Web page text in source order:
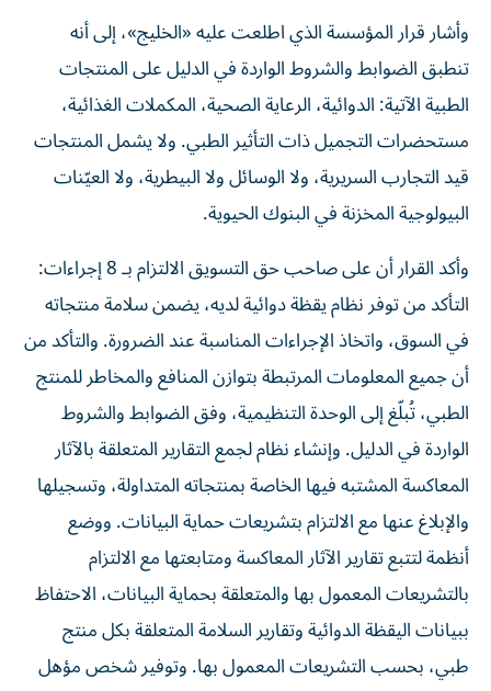
وأشار قرار المؤسسة الذي اطلعت عليه «الخليج»، إلى أنه
تنطبق الضوابط والشروط الواردة في الدليل على المنتجات
الطبية الآتية: الدوائية، الرعاية الصحية، المكملات الغذائية،
مستحضرات التجميل ذات التأثير الطبي. ولا يشمل المنتجات
قيد التجارب السريرية، ولا الوسائل ولا البيطرية، ولا العيّنات
البيولوجية المخزنة في البنوك الحيوية.
وأكد القرار أن على صاحب حق التسويق الالتزام بـ 8 إجراءات:
التأكد من توفر نظام يقظة دوائية لديه، يضمن سلامة منتجاته
في السوق، واتخاذ الإجراءات المناسبة عند الضرورة. والتأكد من
أن جميع المعلومات المرتبطة بتوازن المنافع والمخاطر للمنتج
الطبي، تُبلّغ إلى الوحدة التنظيمية، وفق الضوابط والشروط
الواردة في الدليل. وإنشاء نظام لجمع التقارير المتعلقة بالآثار
المعاكسة المشتبه فيها الخاصة بمنتجاته المتداولة، وتسجيلها
والإبلاغ عنها مع الالتزام بتشريعات حماية البيانات. ووضع
أنظمة لتتبع تقارير الآثار المعاكسة ومتابعتها مع الالتزام
بالتشريعات المعمول بها والمتعلقة بحماية البيانات، الاحتفاظ
ببيانات اليقظة الدوائية وتقارير السلامة المتعلقة بكل منتج
طبي، بحسب التشريعات المعمول بها. وتوفير شخص مؤهل